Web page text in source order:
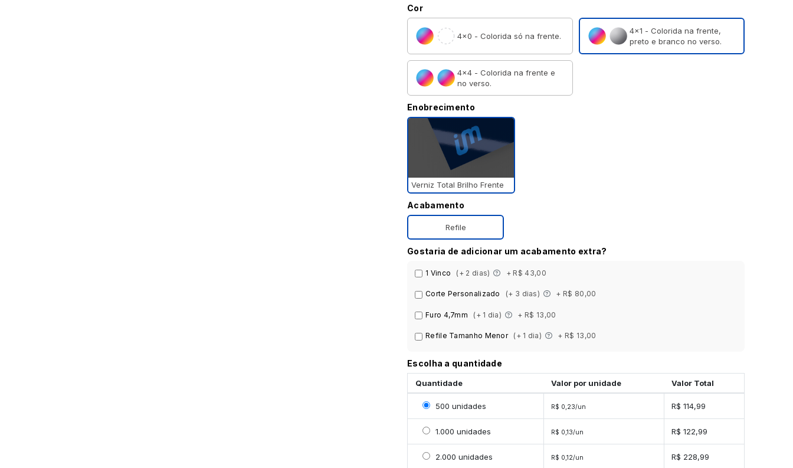
Cor
4×0 - Colorida só na frente.
4×1 - Colorida na frente,
preto e branco no verso.
4×4 - Colorida na frente e
no verso.
Enobrecimento
Verniz Total Brilho Frente
Acabamento
Refile
Gostaria de adicionar um acabamento extra?
1 Vinco (+ 2 dias) + R$ 43,00
Corte Personalizado (+ 3 dias) + R$ 80,00
Furo 4,7mm (+ 1 dia) + R$ 13,00
Refile Tamanho Menor (+ 1 dia) + R$ 13,00
Escolha a quantidade
Quantidade Valor por unidade Valor Total
Selecionar 500 unidades
500 unidades R$ 0,23/un R$ 114,99
Selecionar 1000 unidades
1.000 unidades R$ 0,13/un R$ 122,99
Selecionar 2000 unidades
2.000 unidades R$ 0,12/un R$ 228,99